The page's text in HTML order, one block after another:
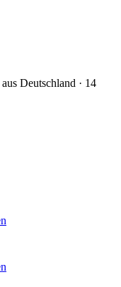
Deutschland · 14